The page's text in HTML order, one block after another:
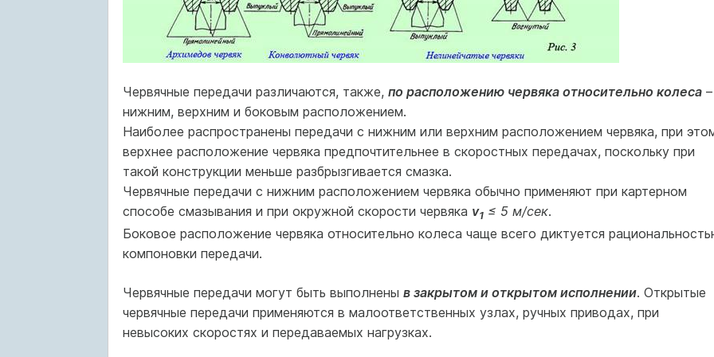
Червячные передачи различаются, также, по расположению червяка относительно колеса–
нижним, верхним и боковым расположением.
Наиболее распространены передачи с нижним или верхним расположением червяка, при
верхнее расположение червяка предпочтительнее в скоростных передачах, поскольку при
такой конструкции меньше разбрызгивается смазка.
Червячные передачи с нижним расположением червяка обычно применяют при картерном
способе смазывания и при окружной скорости червяка v1 ≤ 5 м/сек.
Боковое расположение червяка относительно колеса чаще всего диктуется
компоновки передачи.
Червячные передачи могут быть выполнены в закрытом и открытом исполнении. Открытые
червячные передачи применяются в малоответственных узлах, ручных приводах, при
невысоких скоростях и передаваемых нагрузках.